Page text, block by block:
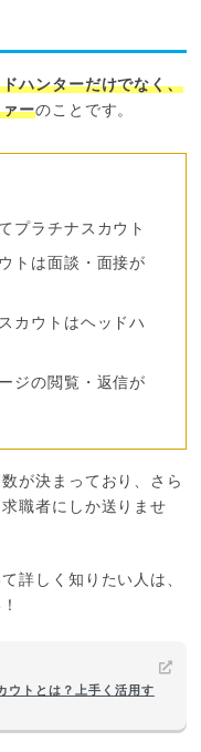
ハンターだけでなく、
ーのことです。
プラチナスカウト
トは面談・面接が
カウトはヘッドハ
ジの閲覧・返信が
が決まっており、さら
職者にしか送りませ
詳しく知りたい人は、
ウトとは？上手く活用す